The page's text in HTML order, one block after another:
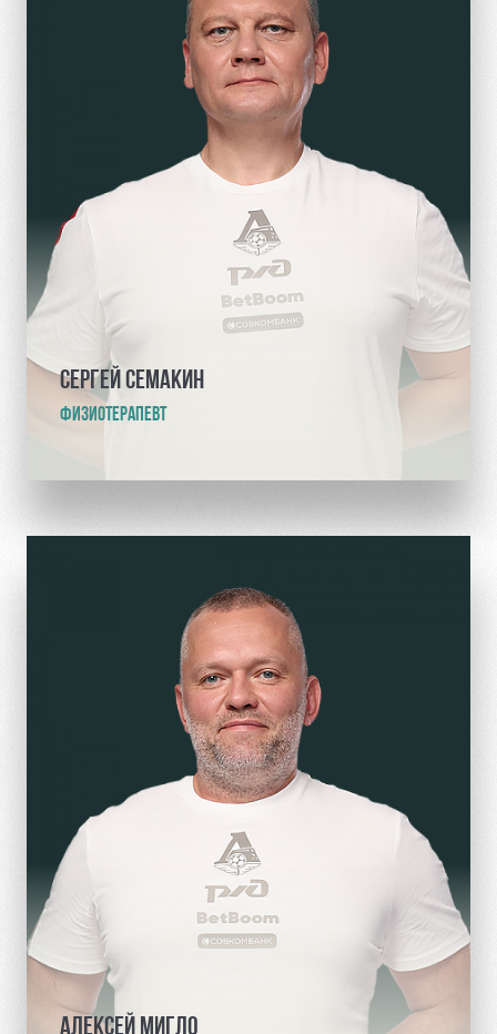
СЕРГЕЙ СЕМАКИН
ФИЗИОТЕРАПЕВТ
АЛЕКСЕЙ МИГЛО